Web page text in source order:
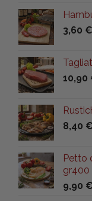
3,60 €
10,90
8,40 €
Petto
gr400
9,90 €